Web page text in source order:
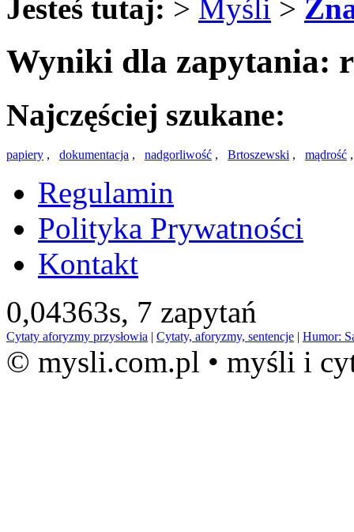
Jesteś tutaj: > Myśli >
Wyniki dla zapytania:
Najczęściej szukane:
papiery , dokumentacja , nadgorliwość , Brtoszewski , mądrość
Regulamin
Polityka Prywatności
Kontakt
0,04363s, 7 zapytań
Cytaty aforyzmy przysłowia | Cytaty, aforyzmy, sentencje | Humor:
© mysli.com.pl • myśli i